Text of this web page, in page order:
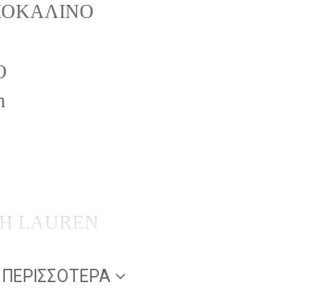
LAUREN
87
ΠΕΡΙΣΣΌΤΕΡΑ